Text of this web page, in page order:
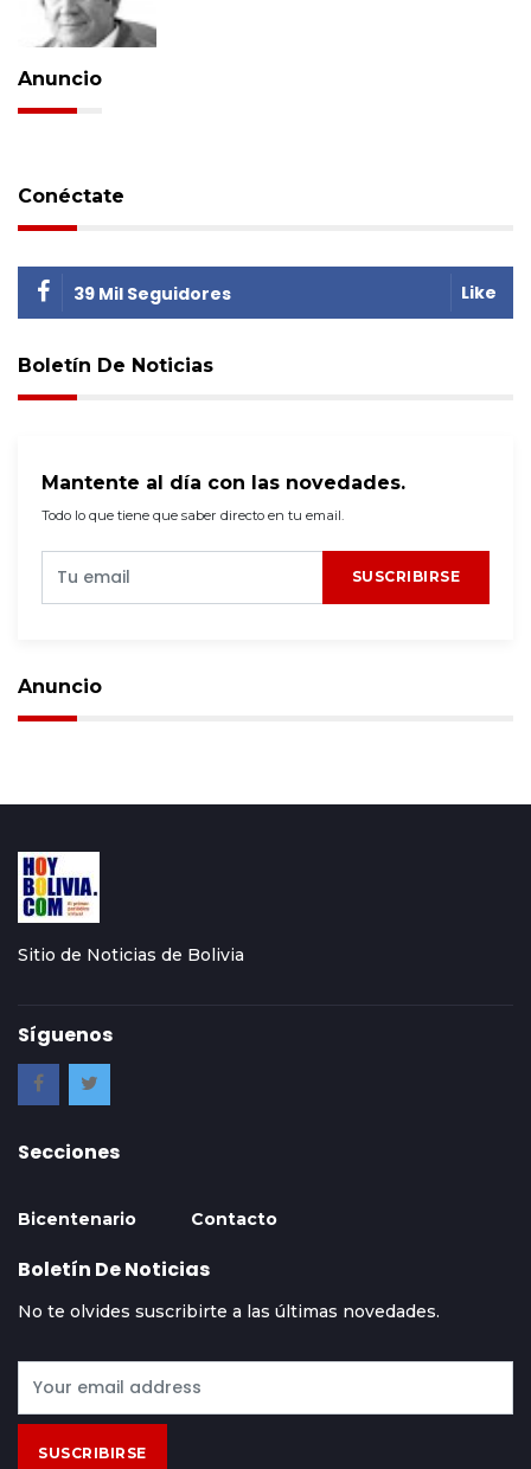
Anuncio
Conéctate
39 Mil Seguidores Like
Boletín De Noticias
Mantente al día con las novedades.
Todo lo que tiene que saber directo en tu email.
SUSCRIBIRSE
Anuncio
Sitio de Noticias de Bolivia
Síguenos
Secciones
Bicentenario Contacto
Boletín De Noticias
No te olvides suscribirte a las últimas novedades.
SUSCRIBIRSE